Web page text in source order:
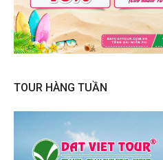
TOUR HÀNG TUẦN